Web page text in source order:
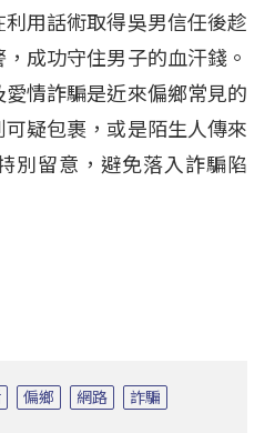
用話術取得吳男信任後趁
成功守住男子的血汗錢。
情詐騙是近來偏鄉常見的
疑包裹，或是陌生人傳來
別留意，避免落入詐騙陷
偏鄉 網路
詐騙